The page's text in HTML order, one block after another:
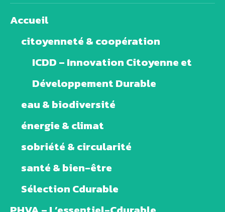
Accueil
citoyenneté & coopération
ICDD – Innovation Citoyenne et
Développement Durable
eau & biodiversité
énergie & climat
sobriété & circularité
santé & bien-être
Sélection Cdurable